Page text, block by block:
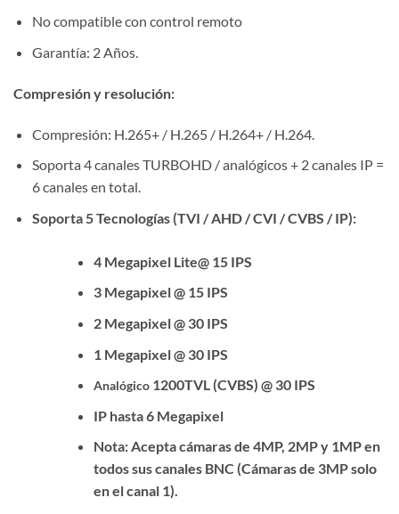
No compatible con control remoto
Garantía: 2 Años.
Compresión y resolución:
Compresión: H.265+ / H.265 / H.264+ / H.264.
Soporta 4 canales TURBOHD / analógicos + 2 canales IP =
6 canales en total.
Soporta 5 Tecnologías (TVI / AHD / CVI / CVBS / IP):
4 Megapixel Lite@ 15 IPS
3 Megapixel @ 15 IPS
2 Megapixel @ 30 IPS
1 Megapixel @ 30 IPS
Analógico1200TVL (CVBS) @ 30 IPS
IP hasta 6 Megapixel
Nota: Acepta cámaras de 4MP, 2MP y 1MP en
todos sus canales BNC (Cámaras de 3MP solo
en el canal 1).